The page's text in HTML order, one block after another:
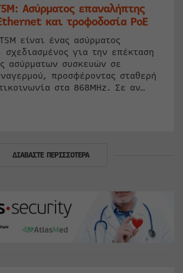
Ασύρματος επαναλήπτης
και τροφοδοσία PoE
είναι ένας ασύρματος
σχεδιασμένος για την επέκταση
ασύρματων συσκευών σε
προσφέροντας σταθερή
στα 868MHz. Σε αν…
ΔΙΑΒΑΣΤΕ ΠΕΡΙΣΣΟΤΕΡΑ